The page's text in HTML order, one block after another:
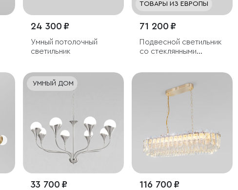
24 300 ₽
Умный потолочный
светильник
ТОВАРЫ ИЗ ЕВРОПЫ
71 200 ₽
Подвесной светильник
со стеклянными
УМНЫЙ ДОМ
33 700 ₽ 116 700 ₽